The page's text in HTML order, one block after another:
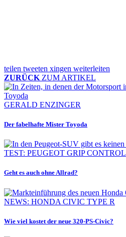
teilen tweeten xingen weiterleiten
ZURÜCK ZUM ARTIKEL
GERALD ENZINGER
Der fabelhafte Mister Toyoda
TEST: PEUGEOT GRIP CONTROL
Geht es auch ohne Allrad?
NEWS: HONDA CIVIC TYPE R
Wie viel kostet der neue 320-PS-Civic?